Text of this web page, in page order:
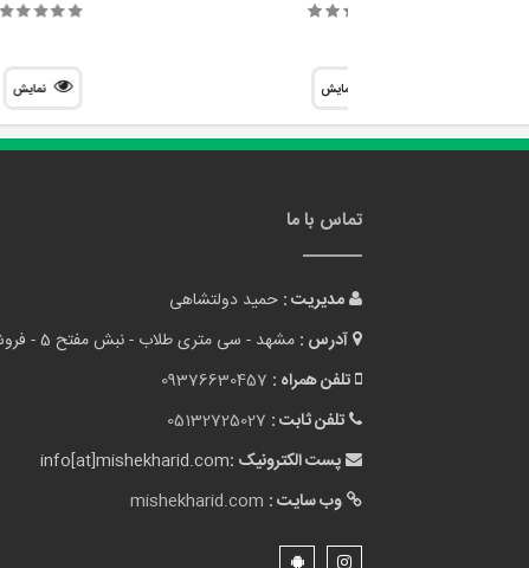
نمایش نمایش
تماس با ما
مدیریت : حمید دولتشاهی
آدرس : مشهد - سی متری طلاب - نبش مفتح 5 - فروشگاه میشه خرید
تلفن همراه : 09376630457
تلفن ثابت : 05132725027
پست الکترونیک :info[at]mishekharid.com
وب سایت : mishekharid.com